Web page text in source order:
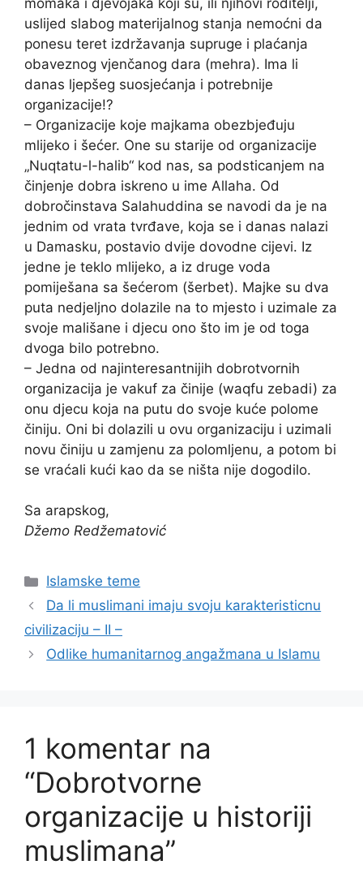
uslijed slabog materijalnog stanja nemoćni da
ponesu teret izdržavanja supruge i plaćanja
obaveznog vjenčanog dara (mehra). Ima li
danas ljepšeg suosjećanja i potrebnije
organizacije!?
– Organizacije koje majkama obezbjeđuju
mlijeko i šećer. One su starije od organizacije
„Nuqtatu-l-halib“ kod nas, sa podsticanjem na
činjenje dobra iskreno u ime Allaha. Od
dobročinstava Salahuddina se navodi da je na
jednim od vrata tvrđave, koja se i danas nalazi
u Damasku, postavio dvije dovodne cijevi. Iz
jedne je teklo mlijeko, a iz druge voda
pomiješana sa šećerom (šerbet). Majke su dva
puta nedjeljno dolazile na to mjesto i uzimale za
svoje mališane i djecu ono što im je od toga
dvoga bilo potrebno.
– Jedna od najinteresantnijih dobrotvornih
organizacija je vakuf za činije (waqfu zebadi) za
onu djecu koja na putu do svoje kuće polome
činiju. Oni bi dolazili u ovu organizaciju i uzimali
novu činiju u zamjenu za polomljenu, a potom bi
se vraćali kući kao da se ništa nije dogodilo.
Sa arapskog,
Džemo Redžematović
Kategorije
Islamske teme
Da li muslimani imaju svoju karakteristicnu
civilizaciju – II –
Odlike humanitarnog angažmana u Islamu
1 komentar na
“Dobrotvorne
organizacije u historiji
muslimana”